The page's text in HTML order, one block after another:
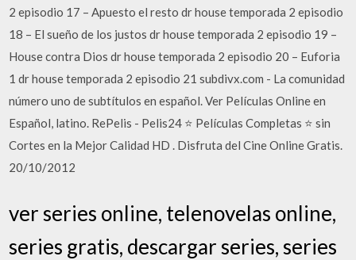
2 episodio 17 – Apuesto el resto dr house temporada 2 episodio
18 – El sueño de los justos dr house temporada 2 episodio 19 –
House contra Dios dr house temporada 2 episodio 20 – Euforia
1 dr house temporada 2 episodio 21 subdivx.com - La comunidad
número uno de subtítulos en español. Ver Películas Online en
Español, latino. RePelis - Pelis24 ⭐ Películas Completas ⭐ sin
Cortes en la Mejor Calidad HD . Disfruta del Cine Online Gratis.
20/10/2012
ver series online, telenovelas online,
series gratis, descargar series, series